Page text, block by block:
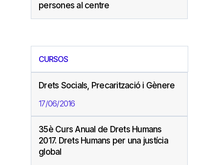
persones al centre
CURSOS
Drets Socials, Precarització i Gènere
17/06/2016
35è Curs Anual de Drets Humans
2017. Drets Humans per una justícia
global